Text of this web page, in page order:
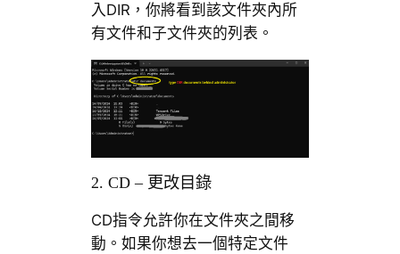
入DIR，你將看到該文件夾內所
有文件和子文件夾的列表。
2. CD – 更改目錄
CD指令允許你在文件夾之間移
動。如果你想去一個特定文件